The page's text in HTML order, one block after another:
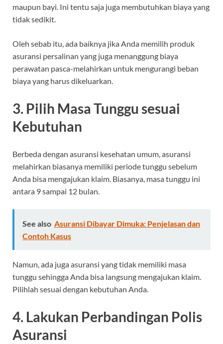
maupun bayi. Ini tentu saja juga membutuhkan biaya yang
tidak sedikit.
Oleh sebab itu, ada baiknya jika Anda memilih produk
asuransi persalinan yang juga menanggung biaya
perawatan pasca-melahirkan untuk mengurangi beban
biaya yang harus dikeluarkan.
3. Pilih Masa Tunggu sesuai
Kebutuhan
Berbeda dengan asuransi kesehatan umum, asuransi
melahirkan biasanya memiliki periode tunggu sebelum
Anda bisa mengajukan klaim. Biasanya, masa tunggu ini
antara 9 sampai 12 bulan.
See also Asuransi Dibayar Dimuka: Penjelasan dan
Contoh Kasus
Namun, ada juga asuransi yang tidak memiliki masa
tunggu sehingga Anda bisa langsung mengajukan klaim.
Pilihlah sesuai dengan kebutuhan Anda.
4. Lakukan Perbandingan Polis
Asuransi